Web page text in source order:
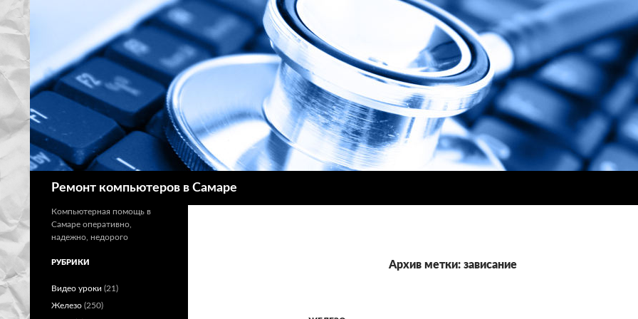
Ремонт компьютеров в Самаре
Архив метки: зависание
Компьютерная помощь в
Самаре оперативно,
надежно, недорого
РУБРИКИ
Видео уроки (21)
Железо (250)